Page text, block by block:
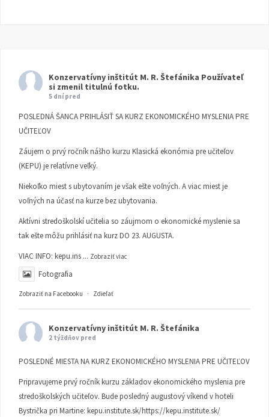
Konzervatívny inštitút M. R. Štefánika Používateľ
si zmenil titulnú fotku.
5 dní pred
POSLEDNÁ ŠANCA PRIHLÁSIŤ SA KURZ EKONOMICKÉHO MYSLENIA PRE
UČITEĽOV
Záujem o prvý ročník nášho kurzu Klasická ekonómia pre učiteľov
(KEPU) je relatívne veľký.
Niekoľko miest s ubytovaním je však ešte voľných. A viac miest je
voľných na účasť na kurze bez ubytovania.
Aktívni stredoškolskí učitelia so záujmom o ekonomické myslenie sa
tak ešte môžu prihlásiť na kurz DO 23. AUGUSTA.
VIAC INFO: kepu.ins ... Zobraziť viac
Fotografia
Zobraziť na Facebooku · Zdieľať
Konzervatívny inštitút M. R. Štefánika
2 týždňov pred
POSLEDNÉ MIESTA NA KURZ EKONOMICKÉHO MYSLENIA PRE UČITEĽOV
Pripravujeme prvý ročník kurzu základov ekonomického myslenia pre
stredoškolských učiteľov. Bude posledný augustový víkend v hoteli
Bystrička pri Martine: kepu.institute.sk/https://kepu.institute.sk/